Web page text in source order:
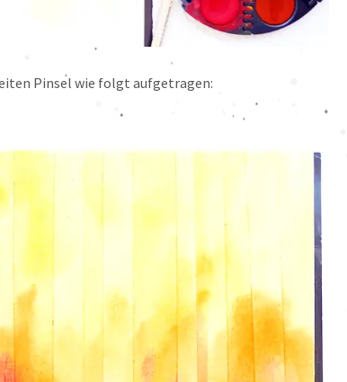
Pinsel wie folgt aufgetragen: